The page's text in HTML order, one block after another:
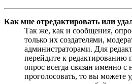
Как мне отредактировать или
Так же, как и сообщения,
только их создателями,
администраторами. Для
перейдите к редактированию
опрос всегда связан именно
проголосовать, то вы можете